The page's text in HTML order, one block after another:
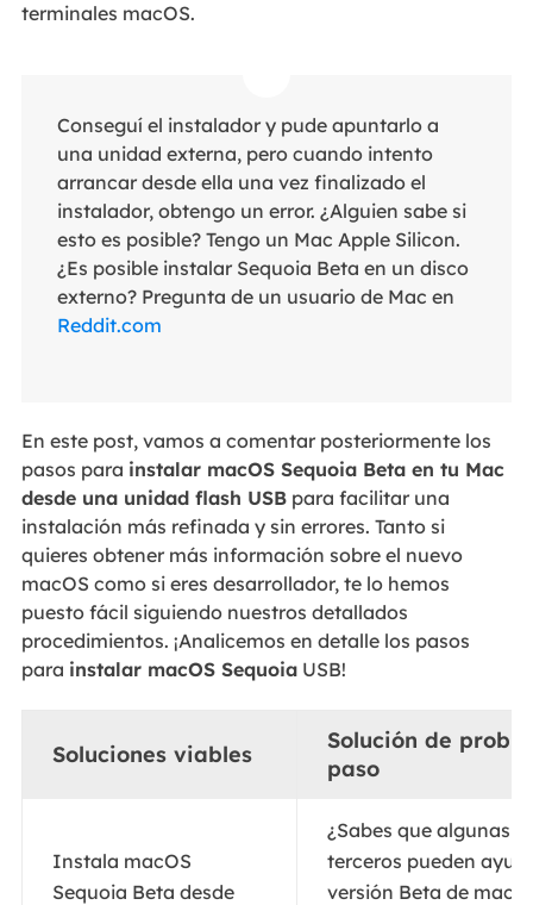
terminales macOS.
Conseguí el instalador y pude apuntarlo a
una unidad externa, pero cuando intento
arrancar desde ella una vez finalizado el
instalador, obtengo un error. ¿Alguien sabe si
esto es posible? Tengo un Mac Apple Silicon.
¿Es posible instalar Sequoia Beta en un disco
externo? Pregunta de un usuario de Mac en
Reddit.com
En este post, vamos a comentar posteriormente los
pasos para instalar macOS Sequoia Beta en tu Mac
desde una unidad flash USBpara facilitar una
instalación más refinada y sin errores. Tanto si
quieres obtener más información sobre el nuevo
macOS como si eres desarrollador, te lo hemos
puesto fácil siguiendo nuestros detallados
procedimientos. ¡Analicemos en detalle los pasos
para instalar macOS SequoiaUSB!
Soluciones viables
Solución de
paso
Instala macOS
Sequoia Beta desde
¿Sabes que algunas
terceros pueden
versión Beta de